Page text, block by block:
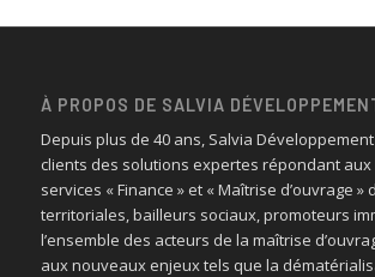
À PROPOS DE SALVIA
Depuis plus de 40 ans, Salvia
clients des solutions expertes répondant
services « Finance » et « Maîtrise d’ouvrage »
territoriales, bailleurs sociaux, promoteurs
l’ensemble des acteurs de la maîtrise
aux nouveaux enjeux tels que la